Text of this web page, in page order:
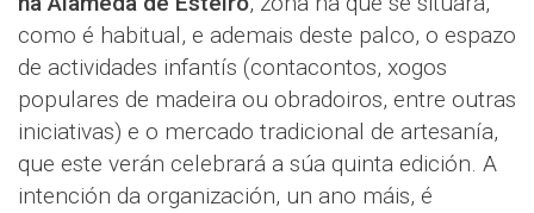
como é habitual, e ademais deste palco, o espazo
de actividades infantís (contacontos, xogos
populares de madeira ou obradoiros, entre outras
iniciativas) e o mercado tradicional de artesanía,
que este verán celebrará a súa quinta edición. A
intención da organización, un ano máis, é